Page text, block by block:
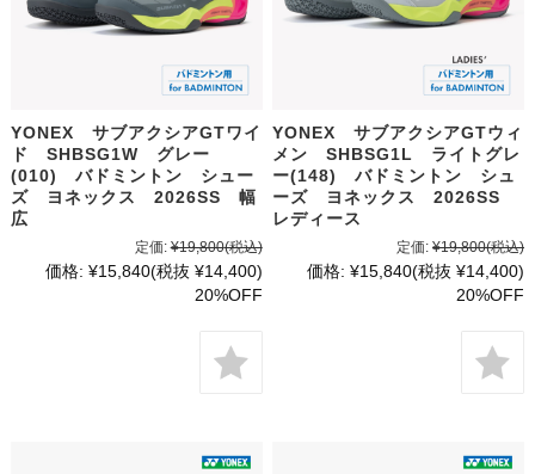
YONEX サブアクシアGTワイ
ド SHBSG1W グレー
(010) バドミントン シュー
ズ ヨネックス 2026SS 幅
広
定価: ¥19,800(税込)
価格: ¥15,840(税抜 ¥14,400)
20%OFF
YONEX サブアクシアGTウィ
メン SHBSG1L ライトグレ
ー(148) バドミントン シュ
ーズ ヨネックス 2026SS
レディース
定価: ¥19,800(税込)
価格: ¥15,840(税抜 ¥14,400)
20%OFF